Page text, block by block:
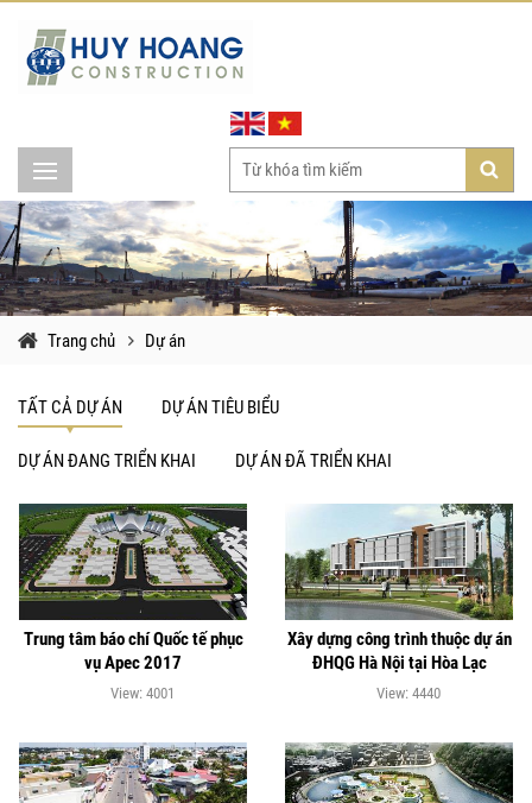
Trang chủ Dự án
TẤT CẢ DỰ ÁN DỰ ÁN TIÊU BIỂU
DỰ ÁN ĐANG TRIỂN KHAI DỰ ÁN ĐÃ TRIỂN KHAI
Trung tâm báo chí Quốc tế phục
vụ Apec 2017
View: 4001
Xây dựng công trình thuộc dự án
ĐHQG Hà Nội tại Hòa Lạc
View: 4440